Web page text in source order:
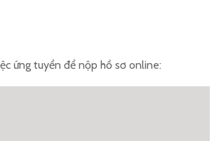
ứng tuyển để nộp hồ sơ online: